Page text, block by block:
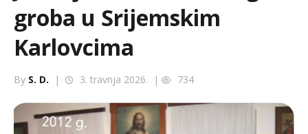
groba u Srijemskim
Karlovcima
By S. D. | 3. travnja 2026. | 734